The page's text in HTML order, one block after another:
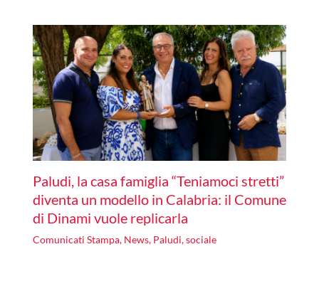
Paludi, la casa famiglia “Teniamoci stretti”
diventa un modello in Calabria: il Comune
di Dinami vuole replicarla
Comunicati Stampa, News, Paludi,sociale